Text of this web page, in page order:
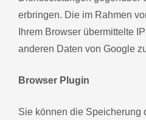
erbringen. Die im Rahmen
Ihrem Browser übermittelte
anderen Daten von Google
Browser Plugin
Sie können die Speicherung